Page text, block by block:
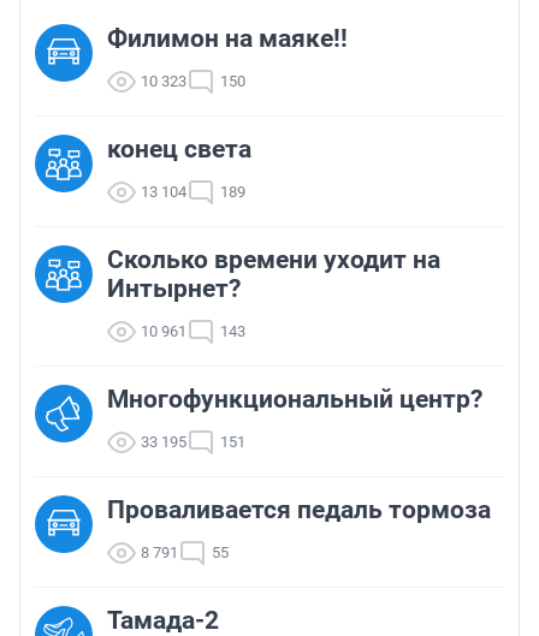
Филимон на маяке!!
10 323 150
конец света
13 104 189
Сколько времени уходит на
Интырнет?
10 961 143
Многофункциональный центр?
33 195 151
Проваливается педаль тормоза
8 791 55
Тамада-2